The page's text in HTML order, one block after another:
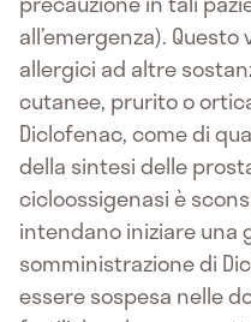
all’emergenza).
allergici ad altre
cutanee, prurito o
Diclofenac, come di
della sintesi delle
cicloossigenasi è
intendano iniziare una
somministrazione di
essere sospesa nelle